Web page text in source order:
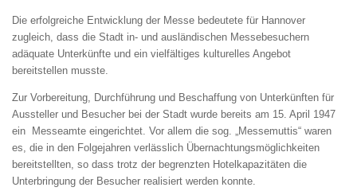
Die erfolgreiche Entwicklung der Messe bedeutete für Hannover
zugleich, dass die Stadt in- und ausländischen Messebesuchern
adäquate Unterkünfte und ein vielfältiges kulturelles Angebot
bereitstellen musste.
Zur Vorbereitung, Durchführung und Beschaffung von Unterkünften für
Aussteller und Besucher bei der Stadt wurde bereits am 15. April 1947
ein Messeamte eingerichtet. Vor allem die sog. „Messemuttis“ waren
es, die in den Folgejahren verlässlich Übernachtungsmöglichkeiten
bereitstellten, so dass trotz der begrenzten Hotelkapazitäten die
Unterbringung der Besucher realisiert werden konnte.